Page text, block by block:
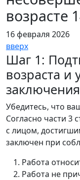
возрасте
16 февраля 2026
вверх
Шаг 1:
возраста и
Убедитесь, что
Согласно части 3
с лицом,
заключен при
Работа
Работа не